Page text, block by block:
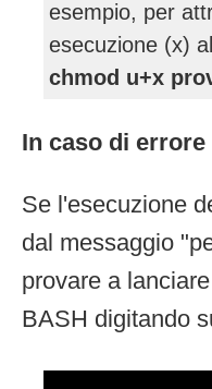
esempio, per
esecuzione (x)
chmod u+x
In caso di
Se l'esecuzione
dal messaggio
provare a
BASH digitando